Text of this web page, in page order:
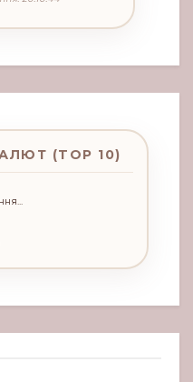
(TOP 10)